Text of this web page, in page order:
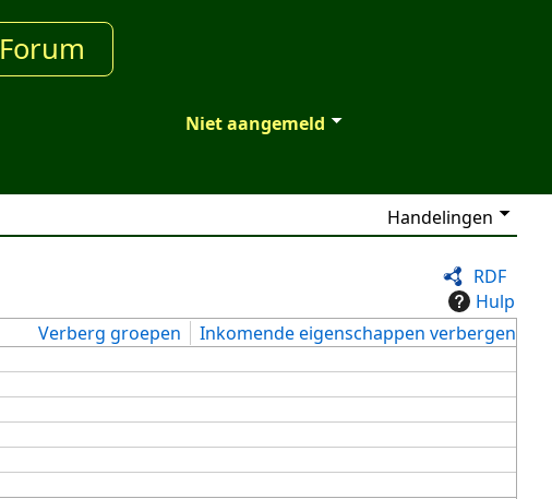
Forum
Niet aangemeld
Handelingen
RDF
Hulp
Verberg groepen
Inkomende eigenschappen verbergen